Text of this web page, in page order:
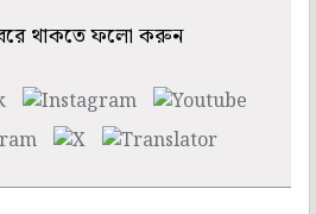
থাকতে ফলো করুন